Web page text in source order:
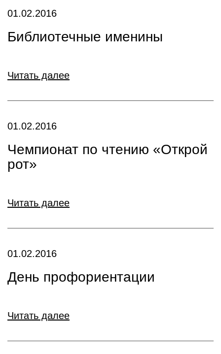
01.02.2016
Библиотечные именины
Читать далее
01.02.2016
Чемпионат по чтению «Открой
рот»
Читать далее
01.02.2016
День профориентации
Читать далее